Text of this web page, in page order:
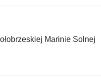
Marinie Solnej